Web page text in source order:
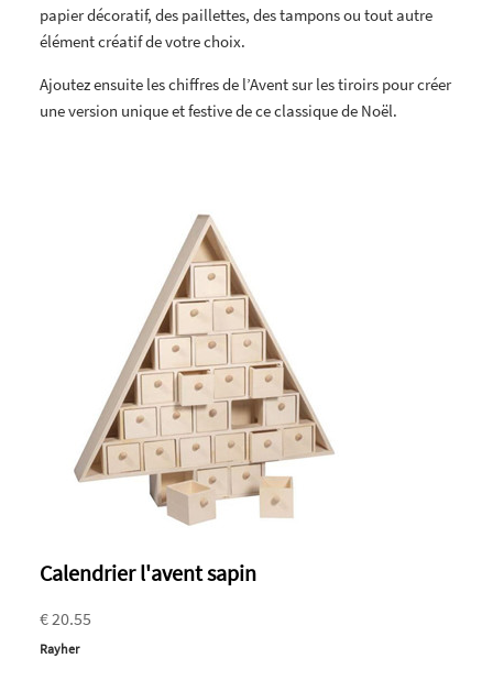
papier décoratif, des paillettes, des tampons ou tout autre
élément créatif de votre choix.
Ajoutez ensuite les chiffres de l’Avent sur les tiroirs pour créer
une version unique et festive de ce classique de Noël.
Calendrier l'avent sapin
€ 20.55
Rayher